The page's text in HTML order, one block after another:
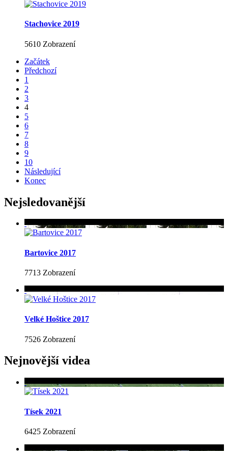
Stachovice 2019
5610 Zobrazení
Začátek
Předchozí
1
2
3
4
5
6
7
8
9
10
Následující
Konec
Nejsledovanější
Bartovice 2017
7713 Zobrazení
Velké Hoštice 2017
7526 Zobrazení
Nejnovější videa
Tísek 2021
6425 Zobrazení